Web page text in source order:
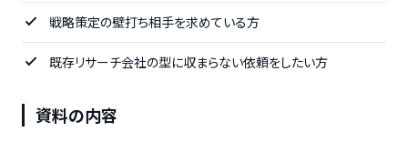
戦略策定の壁打ち相手を求めている方
既存リサーチ会社の型に収まらない依頼をしたい方
資料の内容